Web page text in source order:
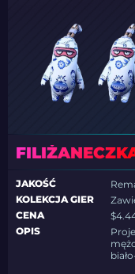
JAKOŚĆ
KOLEKCJA GIER
CENA
OPIS